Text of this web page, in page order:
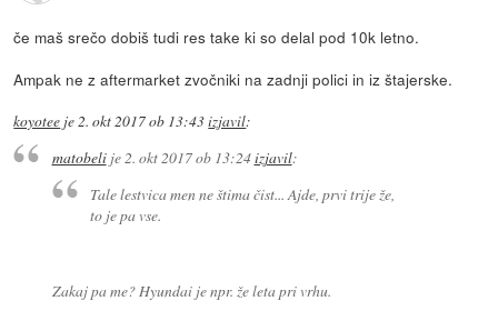
če maš srečo dobiš tudi res take ki so delal pod 10k letno.
Ampak ne z aftermarket zvočniki na zadnji polici in iz štajerske.
koyotee je2. okt 2017 ob 13:43izjavil:
matobelije2. okt 2017 ob 13:24izjavil:
Tale lestvica men ne štima čist... Ajde, prvi trije že,
to je pa vse.
Zakaj pa me? Hyundai je npr. že leta pri vrhu.